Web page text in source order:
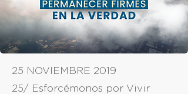
25 NOVIEMBRE 2019
25/ Esforcémonos por Vivir